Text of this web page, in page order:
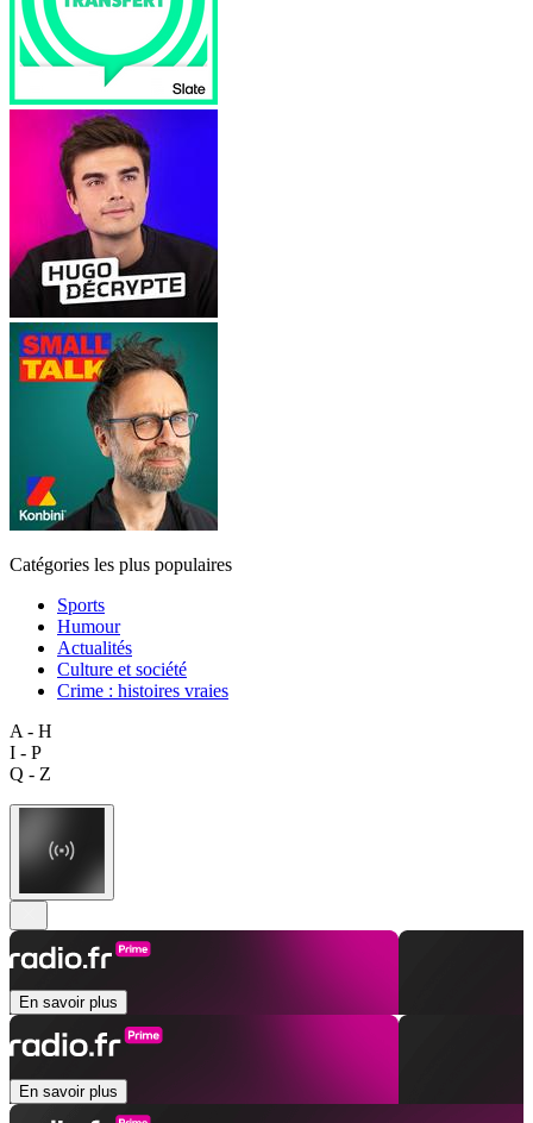
Catégories les plus populaires
Sports
Humour
Actualités
Culture et société
Crime : histoires vraies
A - H
I - P
Q - Z
En savoir plus
En savoir plus